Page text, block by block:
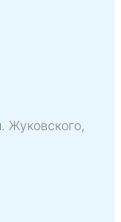
Жуковского,